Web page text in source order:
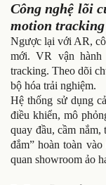
Công nghệ lõi
motion tracking
Ngược lại với AR,
mới. VR vận
tracking. Theo dõi
bộ hóa trải nghiệm.
Hệ thống sử dụng
điều khiển, mô
quay đầu, cầm
đắm” hoàn toàn
quan showroom ảo